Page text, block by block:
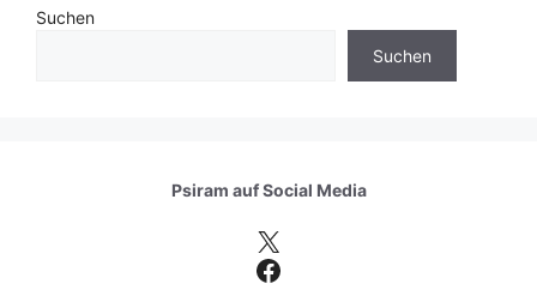
Suchen
Suchen
Psiram aufSocial Media
X
Facebook